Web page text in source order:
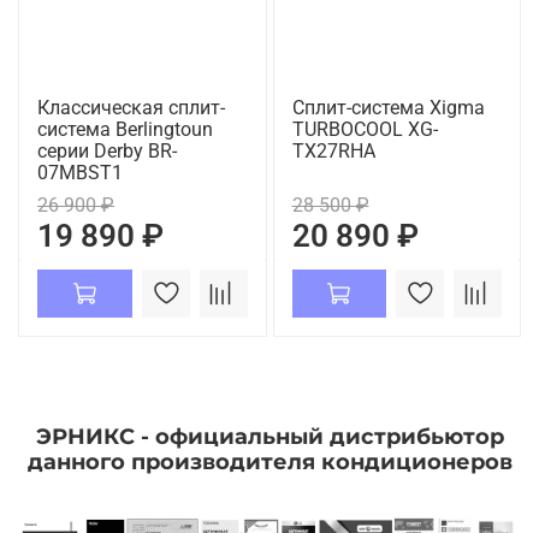
Классическая сплит-
система Berlingtoun
серии Derby BR-
07MBST1
26 900 ₽
19 890 ₽
Сплит-система Xigma
TURBOCOOL XG-
TX27RHA
28 500 ₽
20 890 ₽
ЭРНИКС - официальный дистрибьютор
данного производителя кондиционеров